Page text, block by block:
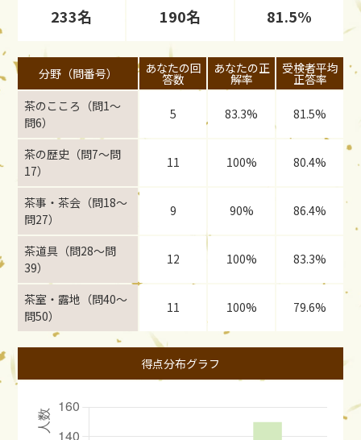
233名 190名 81.5%
分野（問番号） あなたの回
答数
あなたの正
解率
受検者平均
正答率
茶のこころ（問1〜
問6）
5 83.3% 81.5%
茶の歴史（問7〜問
17）
11 100% 80.4%
茶事・茶会（問18〜
問27）
9 90% 86.4%
茶道具（問28〜問
39）
12 100% 83.3%
茶室・露地（問40〜
問50）
11 100% 79.6%
得点分布グラフ